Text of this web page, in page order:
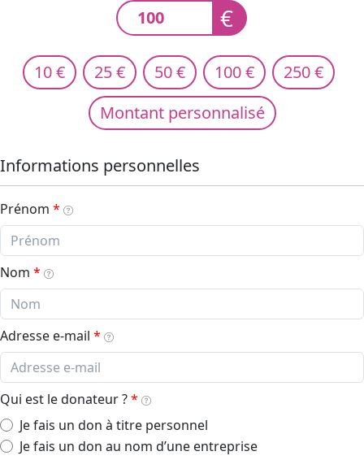
€
10 € 25 € 50 € 100 €
250 €
Montant personnalisé
Informations personnelles
Prénom
Nom
Adresse e-mail
Qui est le donateur ?
Je fais un don à titre personnel
Je fais un don au nom d’une entreprise